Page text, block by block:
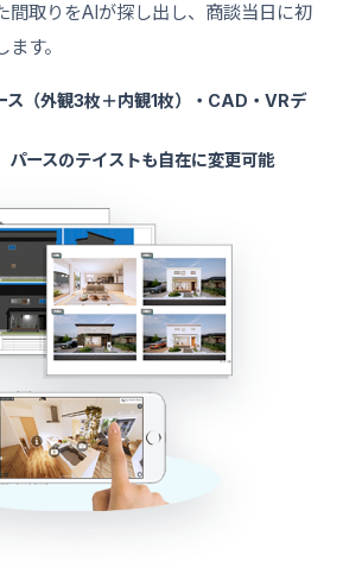
間取りをAIが探し出し、商談当日に初
す。
ス（外観3枚＋内観1枚）・CAD・VRデ
パースのテイストも自在に変更可能